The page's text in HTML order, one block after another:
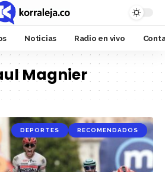
Noticias Radio en vivo
Magnier
DEPORTES RECOMENDADOS